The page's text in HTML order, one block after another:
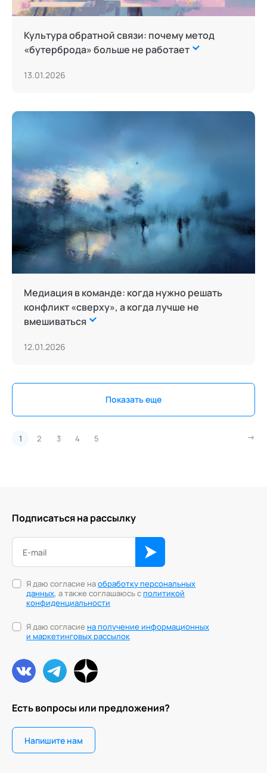
Культура обратной связи: почему метод
«бутерброда» больше не работает
13.01.2026
Медиация в команде: когда нужно решать
конфликт «сверху», а когда лучше не
вмешиваться
12.01.2026
Показать еще
1 2 3 4 5
Есть вопросы или предложения?
Напишите нам
Подписаться на рассылку
Я даю согласие наобработку персональных
данных, а также соглашаюсь сполитикой
конфиденциальности
Я даю согласие на получение информационных
и маркетинговых рассылок